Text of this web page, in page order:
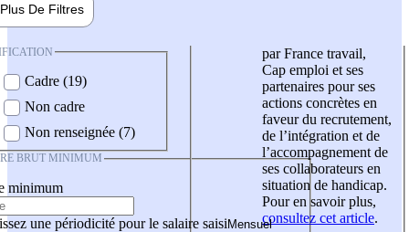
Plus De Filtres
Cadre (19)
Non cadre
Non renseignée (7)
BRUT MINIMUM
minimum
une périodicité pour le salaire saisi
par France travail,
Cap emploi et ses
partenaires pour ses
actions concrètes en
faveur du recrutement,
de l’intégration et de
l’accompagnement de
ses collaborateurs en
situation de handicap.
Pour en savoir plus,
consultez cet article.